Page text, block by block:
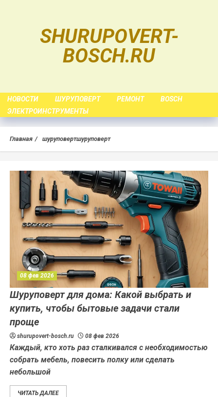
SHURUPOVERT-
BOSCH.RU
НОВОСТИ ШУРУПОВЕРТ РЕМОНТ
BOSCH
ЭЛЕКТРОИНСТРУМЕНТЫ
Главная шуруповертшуруповерт
08 фев 2026
Шуруповерт для дома: Какой выбрать и
купить, чтобы бытовые задачи стали
проще
shurupovert-bosch.ru 08 фев 2026
Каждый, кто хоть раз сталкивался с необходимостью
собрать мебель, повесить полку или сделать
небольшой
ЧИТАТЬ ДАЛЕЕ